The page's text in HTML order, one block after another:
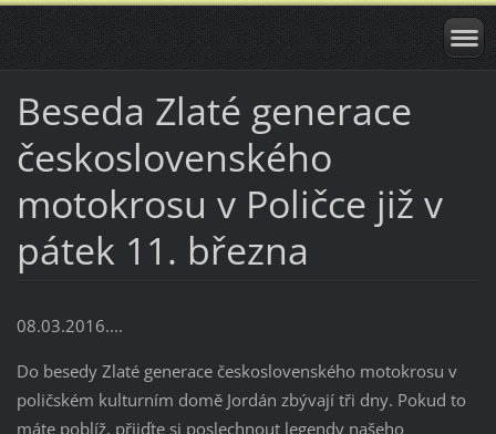
Beseda Zlaté generace
československého
motokrosu v Poličce již v
pátek 11. března
08.03.2016....
Do besedy Zlaté generace československého motokrosu v
poličském kulturním domě Jordán zbývají tři dny. Pokud to
máte poblíž, přijďte si poslechnout legendy našeho